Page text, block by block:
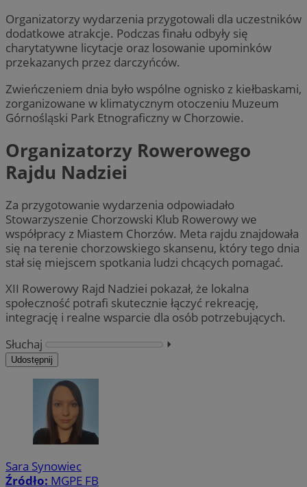
Organizatorzy wydarzenia przygotowali dla uczestników
dodatkowe atrakcje. Podczas finału odbyły się
charytatywne licytacje oraz losowanie upominków
przekazanych przez darczyńców.
Zwieńczeniem dnia było wspólne ognisko z kiełbaskami,
zorganizowane w klimatycznym otoczeniu Muzeum
Górnośląski Park Etnograficzny w Chorzowie.
Organizatorzy Rowerowego
Rajdu Nadziei
Za przygotowanie wydarzenia odpowiadało
Stowarzyszenie Chorzowski Klub Rowerowy we
współpracy z Miastem Chorzów. Meta rajdu znajdowała
się na terenie chorzowskiego skansenu, który tego dnia
stał się miejscem spotkania ludzi chcących pomagać.
XII Rowerowy Rajd Nadziei pokazał, że lokalna
społeczność potrafi skutecznie łączyć rekreację,
integrację i realne wsparcie dla osób potrzebujących.
Słuchaj
⏵︎
Udostępnij
Sara Synowiec
Źródło: MGPE FB